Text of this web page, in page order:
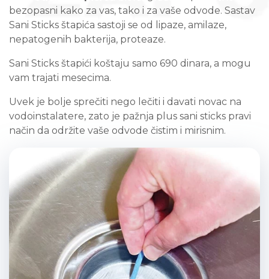
bezopasni kako za vas, tako i za vaše odvode. Sastav
Sani Sticks štapića sastoji se od lipaze, amilaze,
nepatogenih bakterija, proteaze.
Sani Sticks štapići koštaju samo 690 dinara, a mogu
vam trajati mesecima.
Uvek je bolje sprečiti nego lečiti i davati novac na
vodoinstalatere, zato je pažnja plus sani sticks pravi
način da održite vaše odvode čistim i mirisnim.